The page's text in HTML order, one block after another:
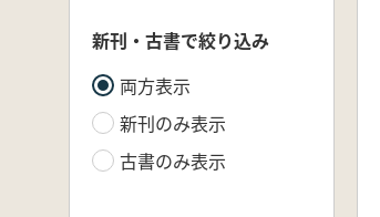
新刊・古書で絞り込み
両方表示
新刊のみ表示
古書のみ表示